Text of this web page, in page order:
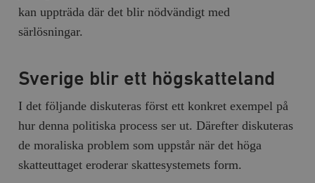
kan uppträda där det blir nödvändigt med
särlösningar.
Sverige blir ett högskatteland
I det följande diskuteras först ett konkret exempel på
hur denna politiska process ser ut. Därefter diskuteras
de moraliska problem som uppstår när det höga
skatteuttaget eroderar skattesystemets form.